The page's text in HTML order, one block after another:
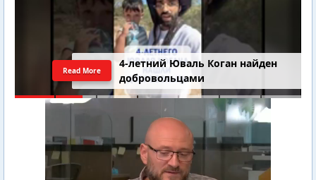
4-летний Юваль Коган найден
добровольцами
Read More